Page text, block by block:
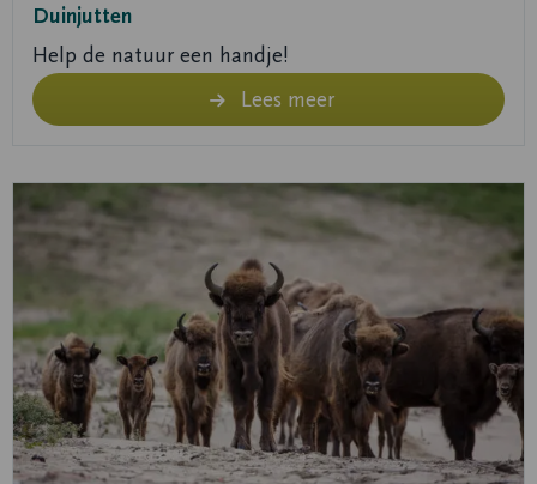
Duinjutten
Help de natuur een handje!
Lees meer
meer
meer